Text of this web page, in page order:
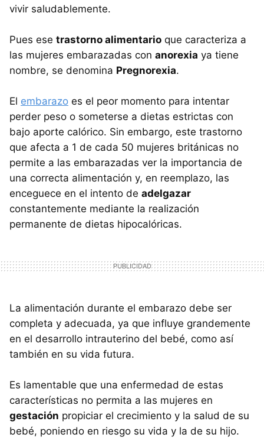
vivir saludablemente.
Pues ese trastorno alimentario que caracteriza a
las mujeres embarazadas con anorexia ya tiene
nombre, se denomina Pregnorexia.
El embarazo es el peor momento para intentar
perder peso o someterse a dietas estrictas con
bajo aporte calórico. Sin embargo, este trastorno
que afecta a 1 de cada 50 mujeres británicas no
permite a las embarazadas ver la importancia de
una correcta alimentación y, en reemplazo, las
enceguece en el intento de adelgazar
constantemente mediante la realización
permanente de dietas hipocalóricas.
La alimentación durante el embarazo debe ser
completa y adecuada, ya que influye grandemente
en el desarrollo intrauterino del bebé, como así
también en su vida futura.
Es lamentable que una enfermedad de estas
características no permita a las mujeres en
gestación propiciar el crecimiento y la salud de su
bebé, poniendo en riesgo su vida y la de su hijo.